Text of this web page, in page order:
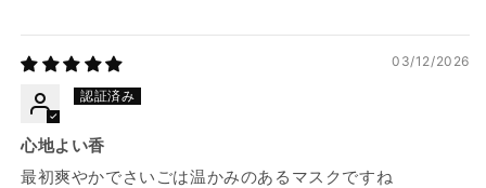
03/12/2026
心地よい香
最初爽やかでさいごは温かみのあるマスクですね